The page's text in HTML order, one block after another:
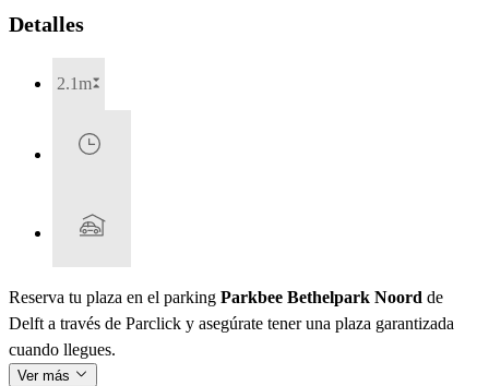
Detalles
2.1m
Reserva tu plaza en el parking Parkbee Bethelpark Noord de
Delft a través de Parclick y asegúrate tener una plaza garantizada
cuando llegues.
Ver más